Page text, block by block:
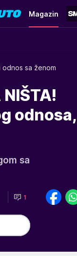
Magazin
odnos sa ženom
sa
1